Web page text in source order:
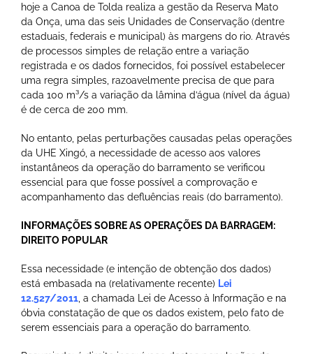
hoje a Canoa de Tolda realiza a gestão da Reserva Mato
da Onça, uma das seis Unidades de Conservação (dentre
estaduais, federais e municipal) às margens do rio. Através
de processos simples de relação entre a variação
registrada e os dados fornecidos, foi possível estabelecer
uma regra simples, razoavelmente precisa de que para
cada 100 m³/s a variação da lâmina d’água (nível da água)
é de cerca de 200 mm.
No entanto, pelas perturbações causadas pelas operações
da UHE Xingó, a necessidade de acesso aos valores
instantâneos da operação do barramento se verificou
essencial para que fosse possível a comprovação e
acompanhamento das defluências reais (do barramento).
INFORMAÇÕES SOBRE AS OPERAÇÕES DA BARRAGEM:
DIREITO POPULAR
Essa necessidade (e intenção de obtenção dos dados)
está embasada na (relativamente recente) Lei
12.527/2011 , a chamada Lei de Acesso à Informação e na
óbvia constatação de que os dados existem, pelo fato de
serem essenciais para a operação do barramento.